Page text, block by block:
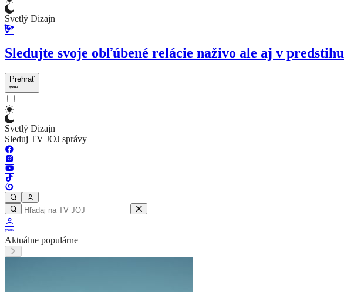
Svetlý Dizajn
Sledujte svoje obľúbené relácie naživo ale aj v predstihu
Prehrať
Svetlý Dizajn
Sleduj TV JOJ správy
Aktuálne populárne